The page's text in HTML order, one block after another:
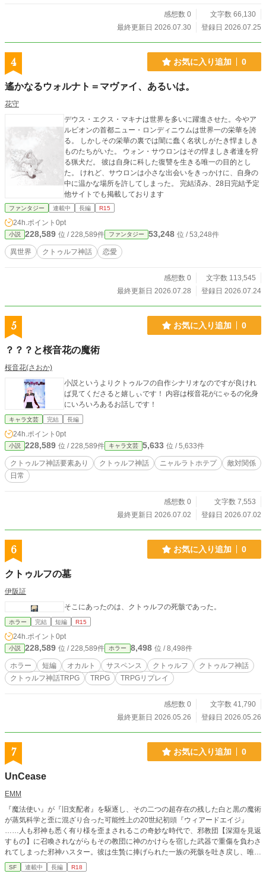
次第で判断する）』 最終作『ForP』
感想数 0
文字数 66,130
最終更新日 2026.07.30
登録日 2026.07.25
4 お気に入り追加 0
遙かなるウォルナト＝マヴァイ、あるいは。
花守
デウス・エクス・マキナは世界を多いに躍進させた。今やア
ルビオンの首都ニュー・ロンディニウムは世界一の栄華を誇
る。 しかしその栄華の裏では闇に蠢く名状しがたき悍ましき
ものたちがいた。 ウォン・サウロンはその悍ましき者達を狩
る猟犬だ。 彼は自身に科した復讐を生きる唯一の目的とし
た。 けれど、サウロンは小さな出会いをきっかけに、自身の
中に温かな場所を許してしまった。 完結済み、28日完結予定
他サイトでも掲載しております
ファンタジー 連載中 長編 R15
24h.ポイント 0pt
小説 228,589 位 / 228,589件 ファンタジー 53,248 位 / 53,248件
異世界 クトゥルフ神話 恋愛
感想数 0
文字数 113,545
最終更新日 2026.07.28
登録日 2026.07.24
5 お気に入り追加 0
？？？と桜音花の魔術
桜音花(さおか)
小説というよりクトゥルフの自作シナリオなのですが良けれ
ば見てくださると嬉しぃです！ 内容は桜音花がにゃるの化身
にいろいろあるお話しです！
キャラ文芸 完結 長編
24h.ポイント 0pt
小説 228,589 位 / 228,589件 キャラ文芸 5,633 位 / 5,633件
クトゥルフ神話要素あり クトゥルフ神話 ニャルラトホテプ
敵対関係
日常
感想数 0
文字数 7,553
最終更新日 2026.07.02
登録日 2026.07.02
6 お気に入り追加 0
クトゥルフの墓
伊阪証
そこにあったのは、クトゥルフの死骸であった。
ホラー 完結 短編 R15
24h.ポイント 0pt
小説 228,589 位 / 228,589件 ホラー 8,498 位 / 8,498件
ホラー 短編 オカルト サスペンス クトゥルフ
クトゥルフ神話
クトゥルフ神話TRPG
TRPG TRPGリプレイ
感想数 0
文字数 41,790
最終更新日 2026.05.26
登録日 2026.05.26
7 お気に入り追加 0
UnCease
EMM
『魔法使い』が『旧支配者』を駆逐し、その二つの超存在の残した白と黒の魔術
が蒸気科学と歪に混ざり合った可能性上の20世紀初頭『ウィアードエイジ』
……人も邪神も悉く有り様を歪まされるこの奇妙な時代で、邪教団【深淵を見返
すもの】に召喚されながらもその教団に神のかけらを宿した武器で重傷を負わさ
れてしまった邪神ハスター。彼は生贄に捧げられた一族の死骸を吐き戻し、唯一
生き残った少女に存在を繋ぐための契約を迫る。狂気に犯され、記憶の大部分と
SF 連載中 長編 R18